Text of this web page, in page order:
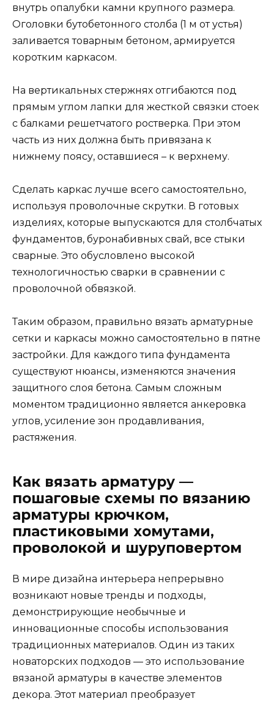
внутрь опалубки камни крупного размера.
Оголовки бутобетонного столба (1 м от устья)
заливается товарным бетоном, армируется
коротким каркасом.
На вертикальных стержнях отгибаются под
прямым углом лапки для жесткой связки стоек
с балками решетчатого ростверка. При этом
часть из них должна быть привязана к
нижнему поясу, оставшиеся – к верхнему.
Сделать каркас лучше всего самостоятельно,
используя проволочные скрутки. В готовых
изделиях, которые выпускаются для столбчатых
фундаментов, буронабивных свай, все стыки
сварные. Это обусловлено высокой
технологичностью сварки в сравнении с
проволочной обвязкой.
Таким образом, правильно вязать арматурные
сетки и каркасы можно самостоятельно в пятне
застройки. Для каждого типа фундамента
существуют нюансы, изменяются значения
защитного слоя бетона. Самым сложным
моментом традиционно является анкеровка
углов, усиление зон продавливания,
растяжения.
Как вязать арматуру —
пошаговые схемы по вязанию
арматуры крючком,
пластиковыми хомутами,
проволокой и шуруповертом
В мире дизайна интерьера непрерывно
возникают новые тренды и подходы,
демонстрирующие необычные и
инновационные способы использования
традиционных материалов. Один из таких
новаторских подходов — это использование
вязаной арматуры в качестве элементов
декора. Этот материал преобразует